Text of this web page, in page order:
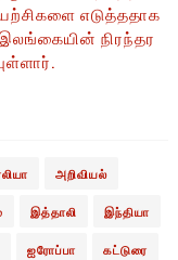
எடுத்ததாக
நிரந்தர
அறிவியல்
இத்தாலி இந்தியா
ஐரோப்பா கட்டுரை